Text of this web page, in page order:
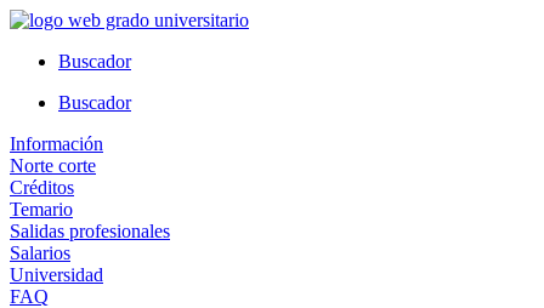
Ir
contenidoBuscador
Buscador
Información
Norte corte
Créditos
Temario
Salidas profesionales
Salarios
Universidad
FAQ